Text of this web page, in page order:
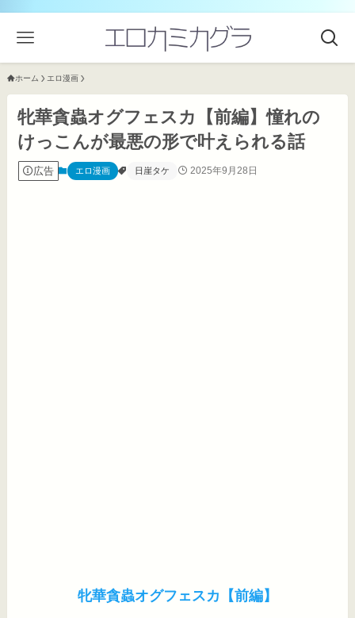
ホーム エロ漫画
牝華貪蟲オグフェスカ【前編】憧れの
けっこんが最悪の形で叶えられる話
広告 エロ漫画 日崖タケ 2025年9月28日
牝華貪蟲オグフェスカ【前編】